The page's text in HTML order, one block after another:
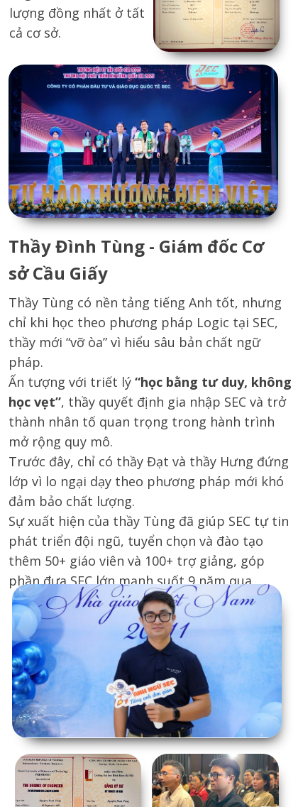
Thầy Đình Tùng - Giám đốc Cơ
sở Cầu Giấy
Thầy Tùng có nền tảng tiếng Anh tốt, nhưng
chỉ khi học theo phương pháp Logic tại SEC,
thầy mới “vỡ òa” vì hiểu sâu bản chất ngữ
pháp.
Ấn tượng với triết lý “học bằng tư duy, không
học vẹt”, thầy quyết định gia nhập SEC và trở
thành nhân tố quan trọng trong hành trình
mở rộng quy mô.
Trước đây, chỉ có thầy Đạt và thầy Hưng đứng
lớp vì lo ngại dạy theo phương pháp mới khó
đảm bảo chất lượng.
Sự xuất hiện của thầy Tùng đã giúp SEC tự tin
phát triển đội ngũ, tuyển chọn và đào tạo
thêm 50+ giáo viên và 100+ trợ giảng, góp
phần đưa SEC lớn mạnh suốt 9 năm qua.
lượng đồng nhất ở tất
cả cơ sở.